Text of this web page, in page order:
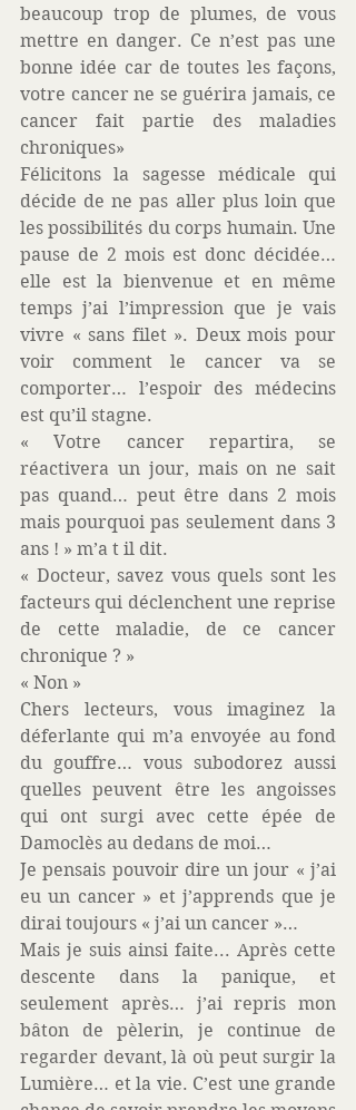
beaucoup trop de plumes, de vous
mettre en danger. Ce n’est pas une
bonne idée car de toutes les façons,
votre cancer ne se guérira jamais, ce
cancer fait partie des maladies
chroniques»
Félicitons la sagesse médicale qui
décide de ne pas aller plus loin que
les possibilités du corps humain. Une
pause de 2 mois est donc décidée…
elle est la bienvenue et en même
temps j’ai l’impression que je vais
vivre « sans filet ». Deux mois pour
voir comment le cancer va se
comporter… l’espoir des médecins
est qu’il stagne.
« Votre cancer repartira, se
réactivera un jour, mais on ne sait
pas quand… peut être dans 2 mois
mais pourquoi pas seulement dans 3
ans ! » m’a t il dit.
« Docteur, savez vous quels sont les
facteurs qui déclenchent une reprise
de cette maladie, de ce cancer
chronique ? »
« Non »
Chers lecteurs, vous imaginez la
déferlante qui m’a envoyée au fond
du gouffre… vous subodorez aussi
quelles peuvent être les angoisses
qui ont surgi avec cette épée de
Damoclès au dedans de moi…
Je pensais pouvoir dire un jour « j’ai
eu un cancer » et j’apprends que je
dirai toujours « j’ai un cancer »…
Mais je suis ainsi faite... Après cette
descente dans la panique, et
seulement après… j’ai repris mon
bâton de pèlerin, je continue de
regarder devant, là où peut surgir la
Lumière… et la vie. C’est une grande